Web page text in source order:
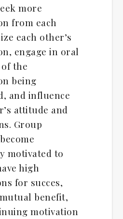
more
from each
each other’s
engage in oral
the
being
and influence
attitude and
Group
motivated to
high
for succes,
benefit,
motivation